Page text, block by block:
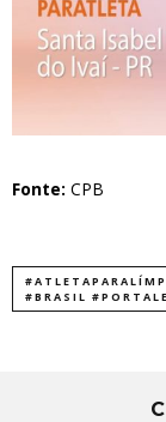
Fonte: CPB
#BRASIL